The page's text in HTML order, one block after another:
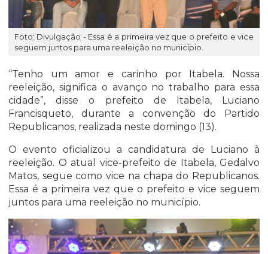
Foto: Divulgação - Essa é a primeira vez que o prefeito e vice
seguem juntos para uma reeleição no município.
“Tenho um amor e carinho por Itabela. Nossa
reeleição, significa o avanço no trabalho para essa
cidade”, disse o prefeito de Itabela, Luciano
Francisqueto, durante a convenção do Partido
Republicanos, realizada neste domingo (13).
O evento oficializou a candidatura de Luciano à
reeleição. O atual vice-prefeito de Itabela, Gedalvo
Matos, segue como vice na chapa do Republicanos.
Essa é a primeira vez que o prefeito e vice seguem
juntos para uma reeleição no município.